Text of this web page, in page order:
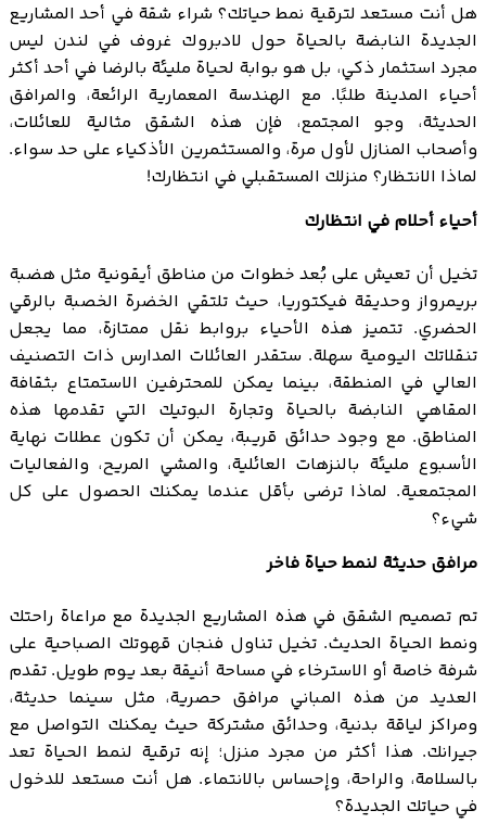
هل أنت مستعد لترقية نمط حياتك؟ شراء شقة في أحد المشاريع
الجديدة النابضة بالحياة حول لادبروك غروف في لندن ليس
مجرد استثمار ذكي، بل هو بوابة لحياة مليئة بالرضا في أحد أكثر
أحياء المدينة طلبًا. مع الهندسة المعمارية الرائعة، والمرافق
الحديثة، وجو المجتمع، فإن هذه الشقق مثالية للعائلات،
وأصحاب المنازل لأول مرة، والمستثمرين الأذكياء على حد سواء.
لماذا الانتظار؟ منزلك المستقبلي في انتظارك!
أحياء أحلام في انتظارك
تخيل أن تعيش على بُعد خطوات من مناطق أيقونية مثل هضبة
بريمرواز وحديقة فيكتوريا، حيث تلتقي الخضرة الخصبة بالرقي
الحضري. تتميز هذه الأحياء بروابط نقل ممتازة، مما يجعل
تنقلاتك اليومية سهلة. ستقدر العائلات المدارس ذات التصنيف
العالي في المنطقة، بينما يمكن للمحترفين الاستمتاع بثقافة
المقاهي النابضة بالحياة وتجارة البوتيك التي تقدمها هذه
المناطق. مع وجود حدائق قريبة، يمكن أن تكون عطلات نهاية
الأسبوع مليئة بالنزهات العائلية، والمشي المريح، والفعاليات
المجتمعية. لماذا ترضى بأقل عندما يمكنك الحصول على كل
شيء؟
مرافق حديثة لنمط حياة فاخر
تم تصميم الشقق في هذه المشاريع الجديدة مع مراعاة راحتك
ونمط الحياة الحديث. تخيل تناول فنجان قهوتك الصباحية على
شرفة خاصة أو الاسترخاء في مساحة أنيقة بعد يوم طويل. تقدم
العديد من هذه المباني مرافق حصرية، مثل سينما حديثة،
ومراكز لياقة بدنية، وحدائق مشتركة حيث يمكنك التواصل مع
جيرانك. هذا أكثر من مجرد منزل؛ إنه ترقية لنمط الحياة تعد
بالسلامة، والراحة، وإحساس بالانتماء. هل أنت مستعد للدخول
في حياتك الجديدة؟